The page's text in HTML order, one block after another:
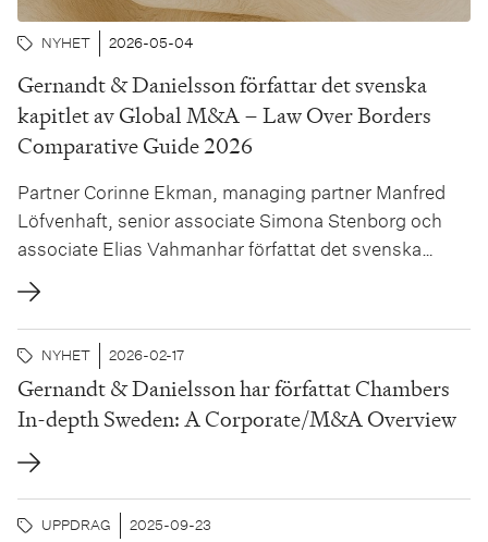
NYHET 2026-05-04
Gernandt & Danielsson författar det svenska
kapitlet av Global M&A – Law Over Borders
Comparative Guide 2026
Partner Corinne Ekman, managing partner Manfred
Löfvenhaft, senior associate Simona Stenborg och
associate Elias Vahmanhar författat det svenska
kapitlet i Global Legal Post Global M&A Law Over
Borders Comparative Guide 2026.Global M&A Law
Over Borders Comparative Guide tillhandahåller en
tydlig jämförande analys av de juridiska ramverk som
styr...
NYHET 2026-02-17
Gernandt & Danielsson har författat Chambers
In-depth Sweden: A Corporate/M&A Overview
UPPDRAG 2025-09-23